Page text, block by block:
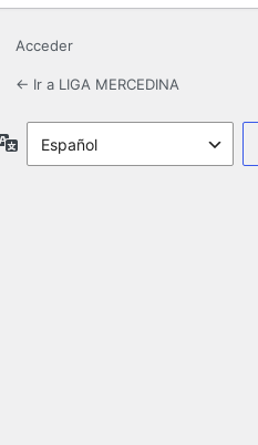
Acceder
← Ir a LIGA MERCEDINA
Idioma